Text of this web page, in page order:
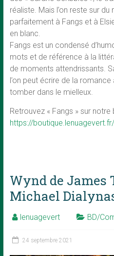
réaliste. Mais l’on reste sur
parfaitement à Fangs et à
en blanc.
Fangs est un condensé
mots et de référence à la
de moments attendrissants.
l’on peut écrire de la
tomber dans le mielleux.
Retrouvez « Fangs » sur notre
https://
Wynd de James
Michael
lenuagevert BD/
24 septembre 2021